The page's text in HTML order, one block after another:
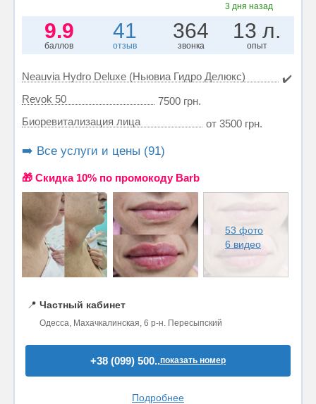
3 дня назад
9.9
баллов
41
отзыв
364
звонка
13 л.
опыт
Neauvia Hydro Deluxe (Ньювиа Гидро Делюкс)
✔️
Revok 50
7500 грн.
Биоревитализация лица
от 3500 грн.
➡️ Все услуги и цены (91)
🎁 Cкидка 10% по промокоду Barb
53 фото
6 видео
📍 Частный кабинет
Одесса, Махачкалинская, 6 р-н. Пересыпский
+38 (099) 500..показать номер
Подробнее